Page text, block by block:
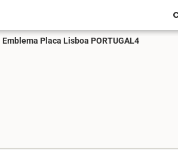
Emblema Placa Lisboa PORTUGAL4